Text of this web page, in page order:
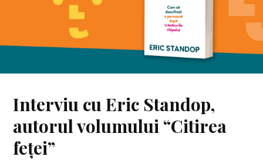
Interviu cu Eric Standop,
autorul volumului “Citirea
feței”